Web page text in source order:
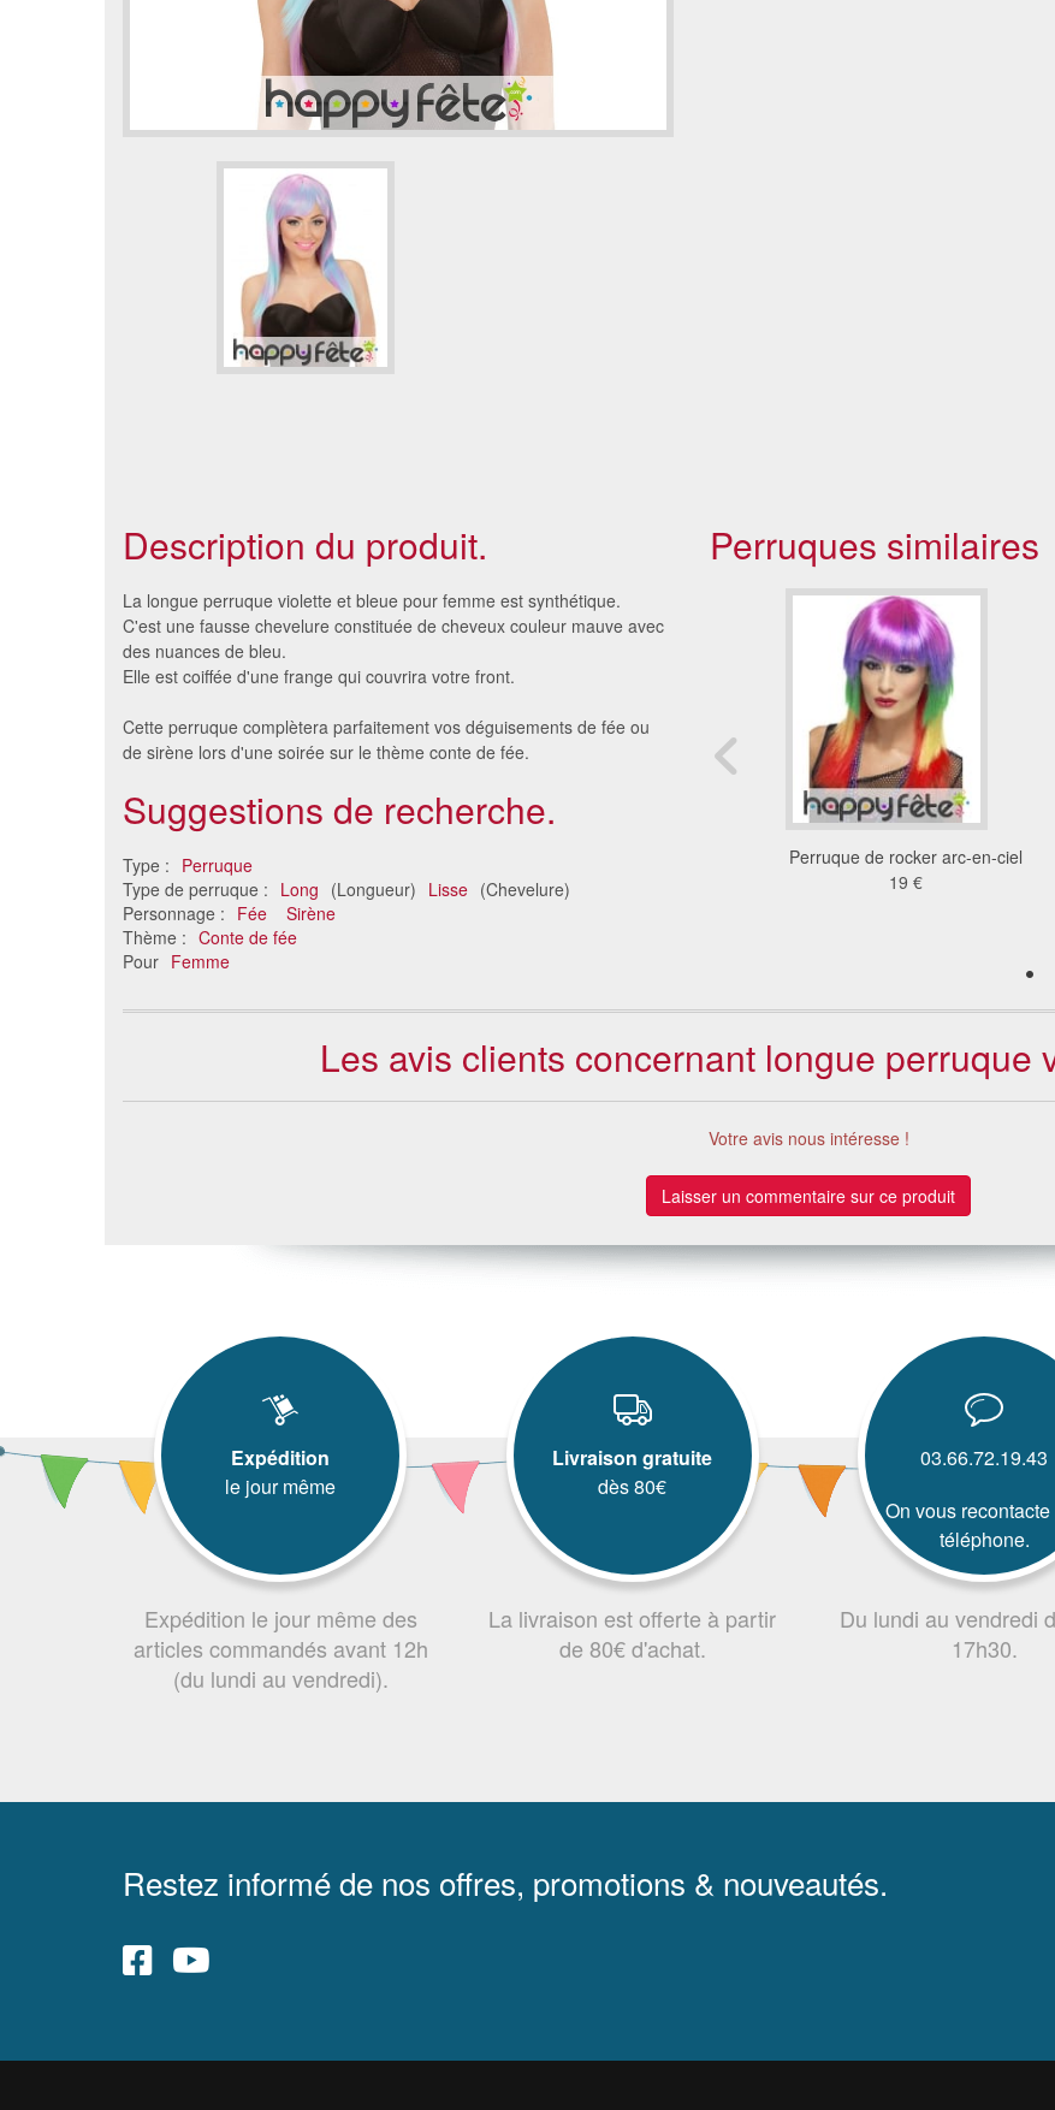
Description du produit.
La longue perruque violette et bleue pour femme est synthétique.
C'est une fausse chevelure constituée de cheveux couleur mauve avec
des nuances de bleu.
Elle est coiffée d'une frange qui couvrira votre front.
Cette perruque complètera parfaitement vos déguisements de fée ou
de sirène lors d'une soirée sur le thème conte de fée.
Suggestions de recherche.
Type : Perruque
Type de perruque : Long (Longueur) Lisse (Chevelure)
Personnage : Fée
Sirène
Thème : Conte de fée
Pour Femme
Perruques similaires
Perruque rock diva bleu
7.62 €
18 €
Perruque de rocker arc-en-ciel
19 €
Les avis clients concernant longue perruque
Votre avis nous intéresse !
Laisser un commentaire sur ce produit
Expédition
le jour même
Expédition le jour même des
articles commandés avant 12h
(du lundi au vendredi).
Livraison gratuite
dès 80€
La livraison est offerte à partir
de 80€ d'achat.
03.66.72.19.43
On vous
téléphone.
Du lundi au vendredi
17h30.
Restez informé de nos offres, promotions & nouveautés.